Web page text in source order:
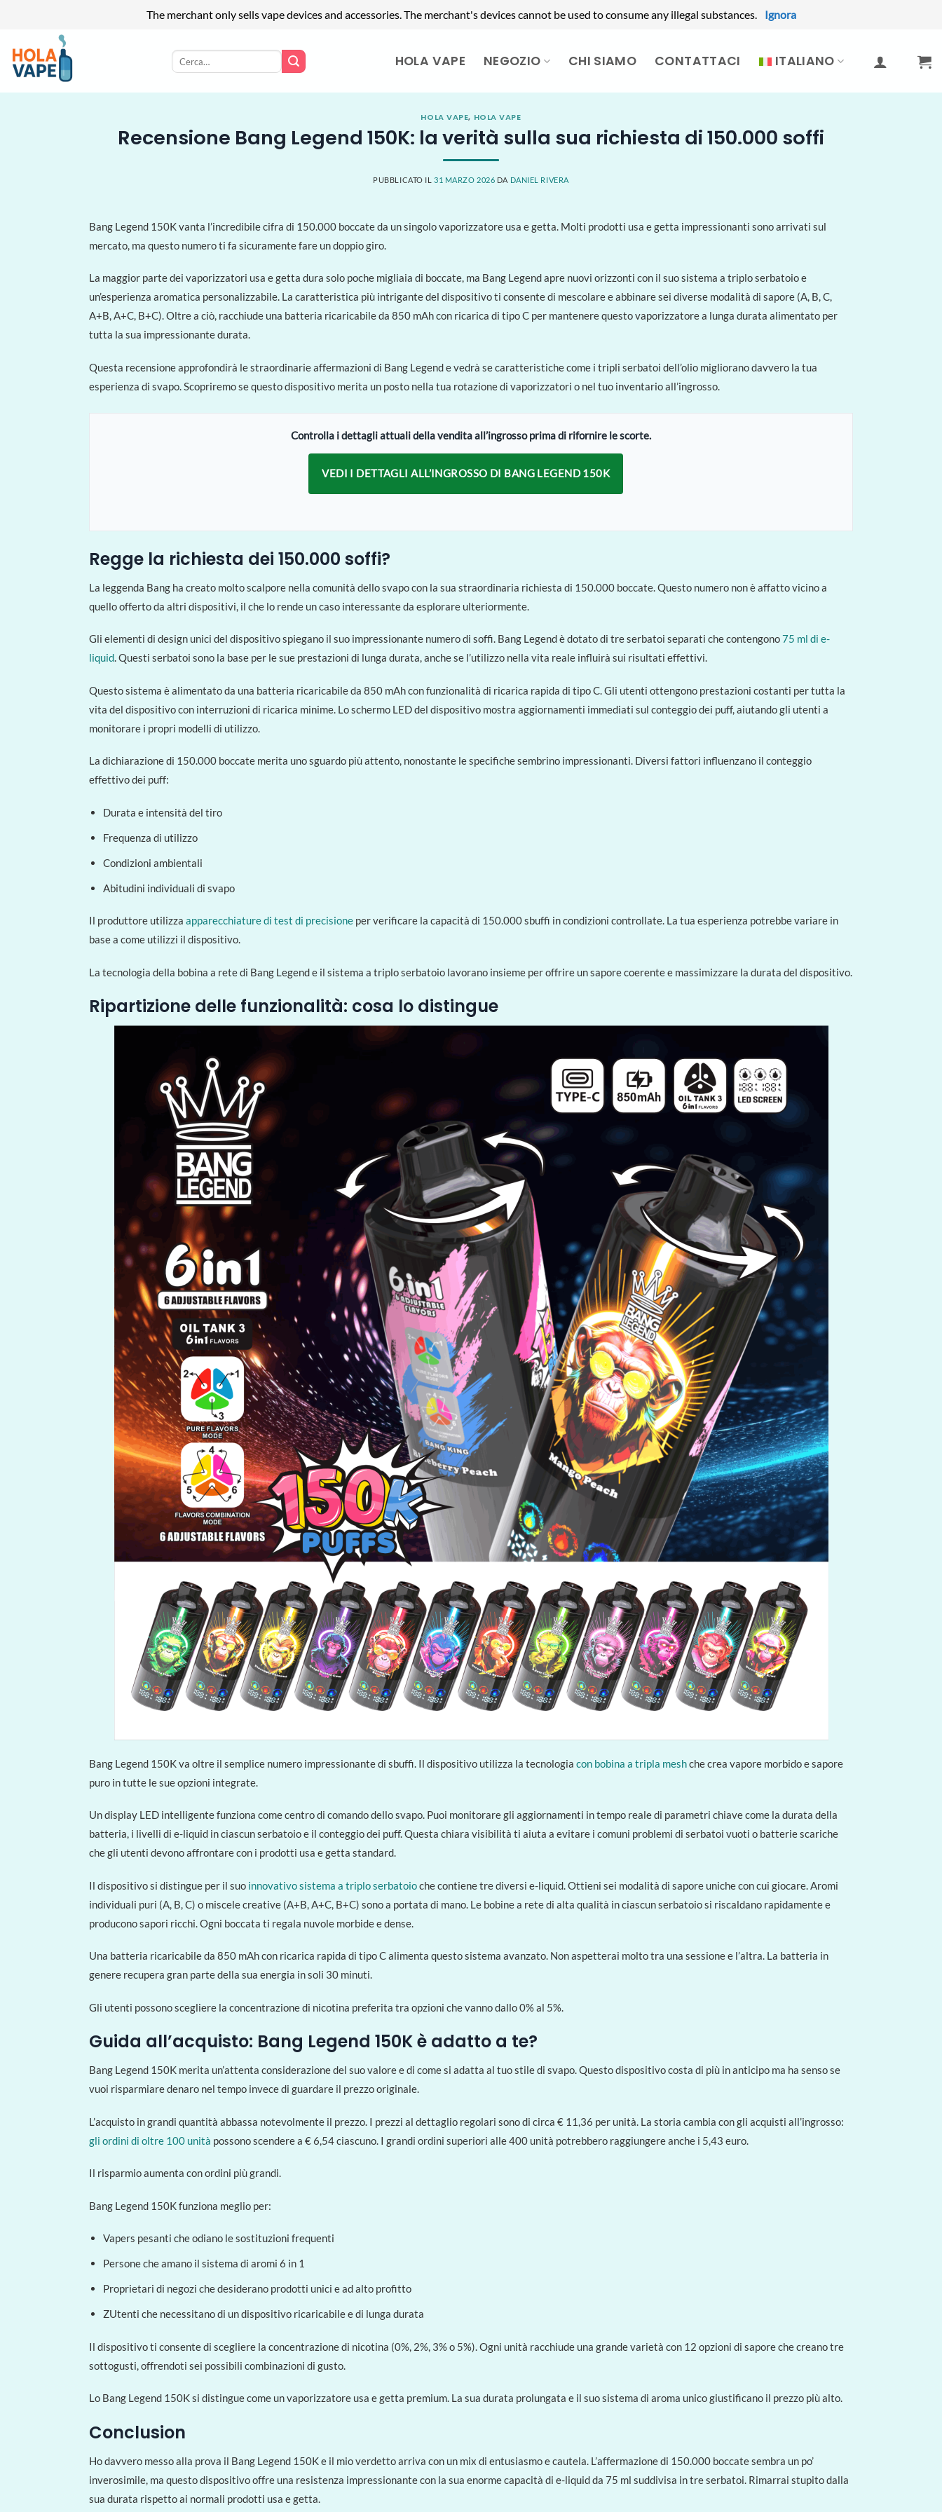
The merchant only sells vape devices and accessories. The merchant's devices cannot be used to consume any illegal substances.
Ignora
contenuti
Cerca: HOLA VAPE NEGOZIO CHI SIAMO CONTATTACI ITALIANO
HOLA VAPE, HOLA VAPE
Recensione Bang Legend 150K: la verità sulla sua richiesta di 150.000 soffi
PUBBLICATO IL31 MARZO 2026 DA DANIEL RIVERA
Bang Legend 150K vanta l’incredibile cifra di 150.000 boccate da un singolo vaporizzatore usa e getta. Molti prodotti usa e getta impressionanti sono arrivati ​​sul
mercato, ma questo numero ti fa sicuramente fare un doppio giro.
La maggior parte dei vaporizzatori usa e getta dura solo poche migliaia di boccate, ma Bang Legend apre nuovi orizzonti con il suo sistema a triplo serbatoio e
un’esperienza aromatica personalizzabile. La caratteristica più intrigante del dispositivo ti consente di mescolare e abbinare sei diverse modalità di sapore (A, B, C,
A+B, A+C, B+C). Oltre a ciò, racchiude una batteria ricaricabile da 850 mAh con ricarica di tipo C per mantenere questo vaporizzatore a lunga durata alimentato per
tutta la sua impressionante durata.
Questa recensione approfondirà le straordinarie affermazioni di Bang Legend e vedrà se caratteristiche come i tripli serbatoi dell’olio migliorano davvero la tua
esperienza di svapo. Scopriremo se questo dispositivo merita un posto nella tua rotazione di vaporizzatori o nel tuo inventario all’ingrosso.
Controlla i dettagli attuali della vendita all’ingrosso prima di rifornire le scorte.
VEDI I DETTAGLI ALL’INGROSSO DI BANG LEGEND 150K
Regge la richiesta dei 150.000 soffi?
La leggenda Bang ha creato molto scalpore nella comunità dello svapo con la sua straordinaria richiesta di 150.000 boccate. Questo numero non è affatto vicino a
quello offerto da altri dispositivi, il che lo rende un caso interessante da esplorare ulteriormente.
Gli elementi di design unici del dispositivo spiegano il suo impressionante numero di soffi. Bang Legend è dotato di tre serbatoi separati che contengono75 ml di e-
liquid. Questi serbatoi sono la base per le sue prestazioni di lunga durata, anche se l’utilizzo nella vita reale influirà sui risultati effettivi.
Questo sistema è alimentato da una batteria ricaricabile da 850 mAh con funzionalità di ricarica rapida di tipo C. Gli utenti ottengono prestazioni costanti per tutta la
vita del dispositivo con interruzioni di ricarica minime. Lo schermo LED del dispositivo mostra aggiornamenti immediati sul conteggio dei puff, aiutando gli utenti a
monitorare i propri modelli di utilizzo.
La dichiarazione di 150.000 boccate merita uno sguardo più attento, nonostante le specifiche sembrino impressionanti. Diversi fattori influenzano il conteggio
effettivo dei puff:
Durata e intensità del tiro
Frequenza di utilizzo
Condizioni ambientali
Abitudini individuali di svapo
Il produttore utilizza apparecchiature di test di precisione per verificare la capacità di 150.000 sbuffi in condizioni controllate. La tua esperienza potrebbe variare in
base a come utilizzi il dispositivo.
La tecnologia della bobina a rete di Bang Legend e il sistema a triplo serbatoio lavorano insieme per offrire un sapore coerente e massimizzare la durata del dispositivo.
Ripartizione delle funzionalità: cosa lo distingue
Bang Legend 150K va oltre il semplice numero impressionante di sbuffi. Il dispositivo utilizza la tecnologia con bobina a tripla meshche crea vapore morbido e sapore
puro in tutte le sue opzioni integrate.
Un display LED intelligente funziona come centro di comando dello svapo. Puoi monitorare gli aggiornamenti in tempo reale di parametri chiave come la durata della
batteria, i livelli di e-liquid in ciascun serbatoio e il conteggio dei puff. Questa chiara visibilità ti aiuta a evitare i comuni problemi di serbatoi vuoti o batterie scariche
che gli utenti devono affrontare con i prodotti usa e getta standard.
Il dispositivo si distingue per il suo innovativo sistema a triplo serbatoioche contiene tre diversi e-liquid. Ottieni sei modalità di sapore uniche con cui giocare. Aromi
individuali puri (A, B, C) o miscele creative (A+B, A+C, B+C) sono a portata di mano. Le bobine a rete di alta qualità in ciascun serbatoio si riscaldano rapidamente e
producono sapori ricchi. Ogni boccata ti regala nuvole morbide e dense.
Una batteria ricaricabile da 850 mAh con ricarica rapida di tipo C alimenta questo sistema avanzato. Non aspetterai molto tra una sessione e l’altra. La batteria in
genere recupera gran parte della sua energia in soli 30 minuti.
Gli utenti possono scegliere la concentrazione di nicotina preferita tra opzioni che vanno dallo 0% al 5%.
Guida all’acquisto: Bang Legend 150K è adatto a te?
Bang Legend 150K merita un’attenta considerazione del suo valore e di come si adatta al tuo stile di svapo. Questo dispositivo costa di più in anticipo ma ha senso se
vuoi risparmiare denaro nel tempo invece di guardare il prezzo originale.
L’acquisto in grandi quantità abbassa notevolmente il prezzo. I prezzi al dettaglio regolari sono di circa € 11,36 per unità. La storia cambia con gli acquisti all’ingrosso:
gli ordini di oltre 100 unità possono scendere a € 6,54 ciascuno. I grandi ordini superiori alle 400 unità potrebbero raggiungere anche i 5,43 euro.
Il risparmio aumenta con ordini più grandi.
Bang Legend 150K funziona meglio per:
Vapers pesanti che odiano le sostituzioni frequenti
Persone che amano il sistema di aromi 6 in 1
Proprietari di negozi che desiderano prodotti unici e ad alto profitto
ZUtenti che necessitano di un dispositivo ricaricabile e di lunga durata
Il dispositivo ti consente di scegliere la concentrazione di nicotina (0%, 2%, 3% o 5%). Ogni unità racchiude una grande varietà con 12 opzioni di sapore che creano tre
sottogusti, offrendoti sei possibili combinazioni di gusto.
Lo Bang Legend 150K si distingue come un vaporizzatore usa e getta premium. La sua durata prolungata e il suo sistema di aroma unico giustificano il prezzo più alto.
Conclusion
Ho davvero messo alla prova il Bang Legend 150K e il mio verdetto arriva con un mix di entusiasmo e cautela. L’affermazione di 150.000 boccate sembra un po’
inverosimile, ma questo dispositivo offre una resistenza impressionante con la sua enorme capacità di e-liquid da 75 ml suddivisa in tre serbatoi. Rimarrai stupito dalla
sua durata rispetto ai normali prodotti usa e getta.